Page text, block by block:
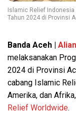
Islamic Relief Indonesia
Tahun 2024 di Provinsi
Banda Aceh |
melaksanakan
2024 di Provinsi
cabang Islamic
Amerika, dan
Relief Worldwide.